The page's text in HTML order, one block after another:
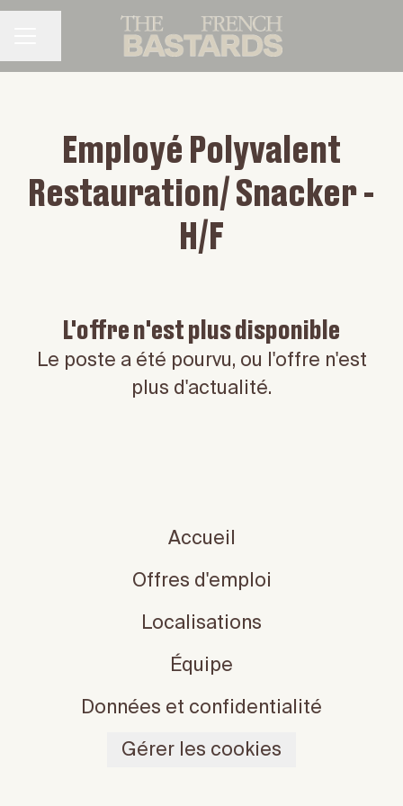
Partager la page
Employé Polyvalent
Restauration/ Snacker -
H/F
L'offre n'est plus disponible
Le poste a été pourvu, ou l'offre n'est
plus d'actualité.
Accueil
Offres d'emploi
Localisations
Équipe
Données et confidentialité
Gérer les cookies